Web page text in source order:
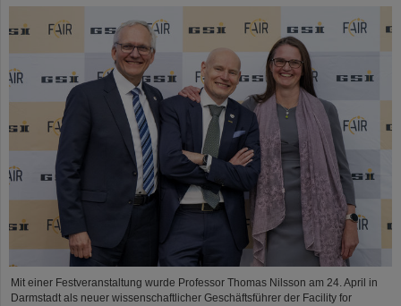
Mit einer Festveranstaltung wurde Professor Thomas Nilsson am 24. April in
Darmstadt als neuer wissenschaftlicher Geschäftsführer der Facility for